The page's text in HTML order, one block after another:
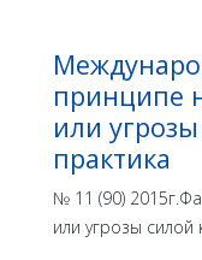
принципе
или
практика
№ 11 (90)
или угрозы силой